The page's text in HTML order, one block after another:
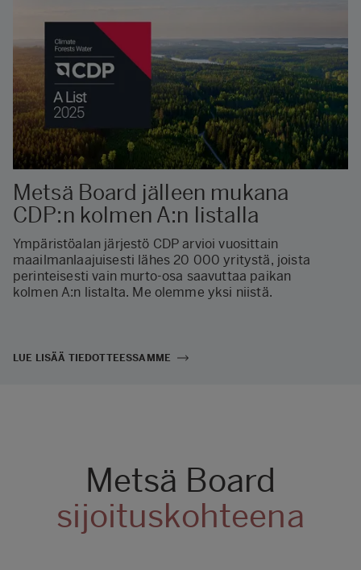
Metsä Board jälleen mukana
CDP:n kolmen A:n listalla
Ympäristöalan järjestö CDP arvioi vuosittain
maailmanlaajuisesti lähes 20 000 yritystä, joista
perinteisesti vain murto-osa saavuttaa paikan
kolmen A:n listalta. Me olemme yksi niistä.
LUE LISÄÄ TIEDOTTEESSAMME
Metsä Board
sijoituskohteena